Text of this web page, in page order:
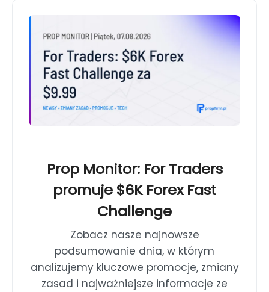
Prop Monitor: For Traders
promuje $6K Forex Fast
Challenge
Zobacz nasze najnowsze
podsumowanie dnia, w którym
analizujemy kluczowe promocje, zmiany
zasad i najważniejsze informacje ze